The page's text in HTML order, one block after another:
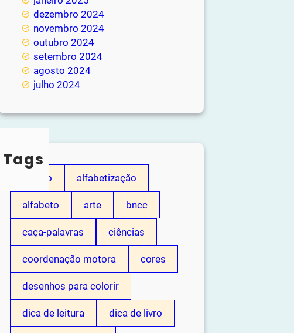
dezembro 2024
novembro 2024
outubro 2024
setembro 2024
agosto 2024
julho 2024
Tags
adição alfabetização
alfabeto arte bncc
caça-palavras ciências
coordenação motora cores
desenhos para colorir
dica de leitura dica de livro